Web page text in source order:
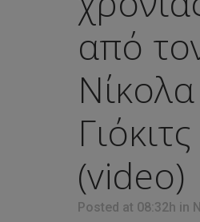
από
Νίκολα
Γιόκιτς
(video)
Posted at 08:32h in